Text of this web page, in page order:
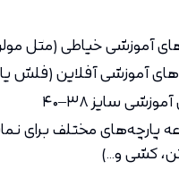
آموزشی خیاطی (مثل
آموزشی آفلاین (فلش یا
سایز ۳۸–۴۰
پارچه‌های مختلف برای
کشی و...)